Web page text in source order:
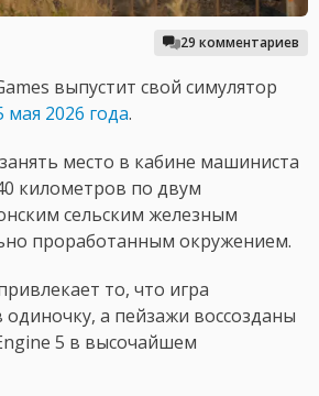
29 комментариев
выпустит свой симулятор
мая 2026 года.
место в кабине машиниста
километров по двум
сельским железным
проработанным окружением.
то, что игра
одиночку, а пейзажи воссозданы
5 в высочайшем